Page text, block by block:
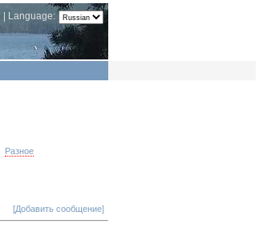
Language:
Разное
[Добавить сообщение]